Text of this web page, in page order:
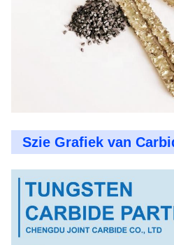
Szie Grafiek van